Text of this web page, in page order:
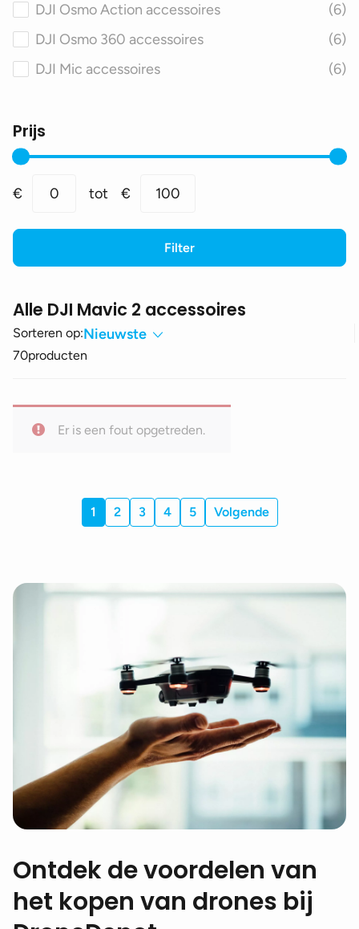
DJI Agras accessoires
(40)
DJI Smart Controller accessoires
(23)
DJI Osmo Action accessoires
(6)
DJI Osmo 360 accessoires
(6)
DJI Mic accessoires
(6)
Prijs
prijs
prijs
€ 0 tot € 100
Filter
Alle DJI Mavic 2 accessoires
Sorteren op:Nieuwste
70producten
Er is een fout opgetreden.
1 2 3 4 5 Volgende
Ontdek de voordelen van
het kopen van drones bij